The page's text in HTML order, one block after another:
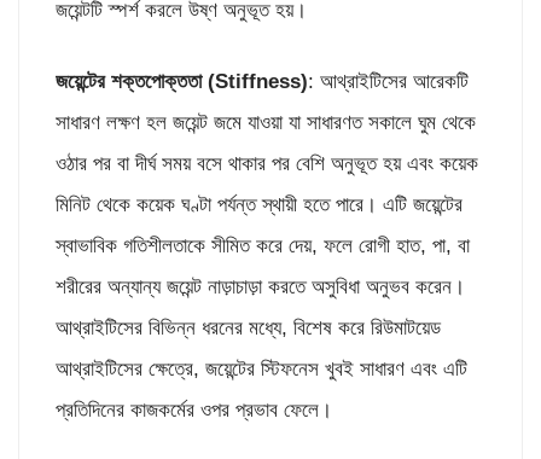
জয়েন্টটি স্পর্শ করলে উষ্ণ অনুভূত হয়।
জয়েন্টের শক্তপোক্ততা (Stiffness): আথ্রাইটিসের আরেকটি
সাধারণ লক্ষণ হল জয়েন্ট জমে যাওয়া যা সাধারণত সকালে ঘুম থেকে
ওঠার পর বা দীর্ঘ সময় বসে থাকার পর বেশি অনুভূত হয় এবং কয়েক
মিনিট থেকে কয়েক ঘণ্টা পর্যন্ত স্থায়ী হতে পারে। এটি জয়েন্টের
স্বাভাবিক গতিশীলতাকে সীমিত করে দেয়, ফলে রোগী হাত, পা, বা
শরীরের অন্যান্য জয়েন্ট নাড়াচাড়া করতে অসুবিধা অনুভব করেন।
আথ্রাইটিসের বিভিন্ন ধরনের মধ্যে, বিশেষ করে রিউমাটয়েড
আথ্রাইটিসের ক্ষেত্রে, জয়েন্টের স্টিফনেস খুবই সাধারণ এবং এটি
প্রতিদিনের কাজকর্মের ওপর প্রভাব ফেলে।